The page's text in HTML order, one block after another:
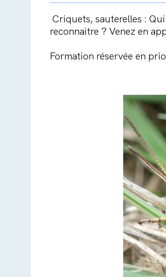
Criquets, sauterelles :
reconnaitre ? Venez en
Formation réservée en